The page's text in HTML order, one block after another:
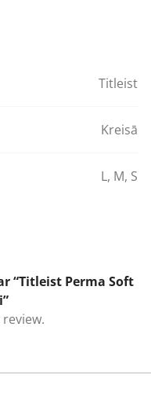
Titleist
Kreisā
L, M, S
“Titleist Perma Soft